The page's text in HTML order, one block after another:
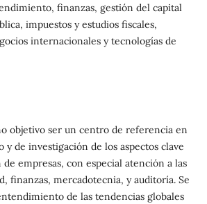
finanzas, gestión del capital
impuestos y estudios fiscales,
internacionales y tecnologías de
objetivo ser un centro de referencia en
y de investigación de los aspectos clave
empresas, con especial atención a las
finanzas, mercadotecnia, y auditoría. Se
de las tendencias globales